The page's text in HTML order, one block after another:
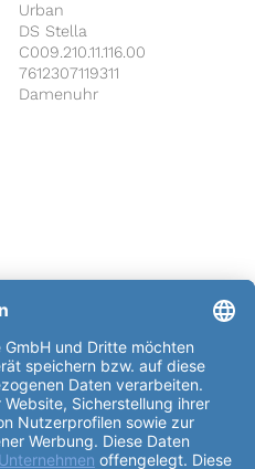
Urban
DS Stella
C009.210.11.116.00
7612307119311
Damenuhr